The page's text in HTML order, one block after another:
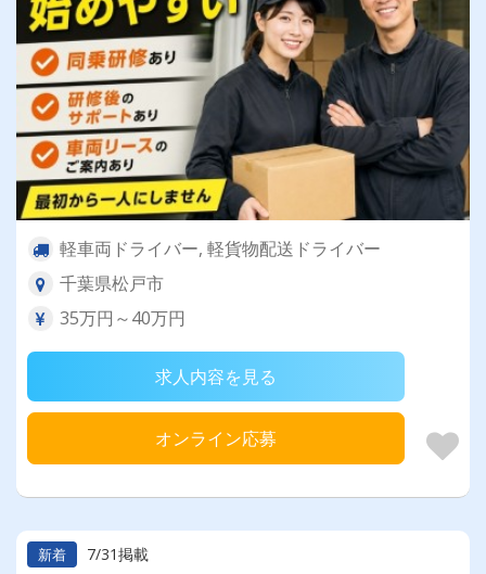
軽車両ドライバー, 軽貨物配送ドライバー
千葉県松戸市
35万円～40万円
求人内容を見る
オンライン応募
新着 7/31掲載